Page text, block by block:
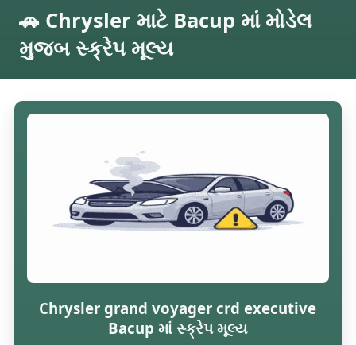
🚗 Chrysler માટે Bacup માં મોડેલ
મુજબ સ્ક્રેપ મૂલ્ય
Chrysler grand voyager crd executive
Bacup માં સ્ક્રેપ મૂલ્ય